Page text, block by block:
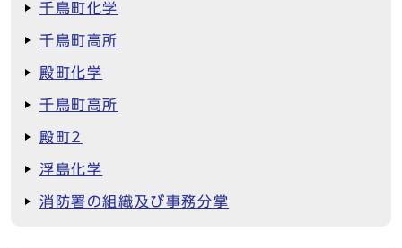
千鳥町化学
千鳥町高所
殿町化学
千鳥町高所
殿町2
浮島化学
消防署の組織及び事務分掌